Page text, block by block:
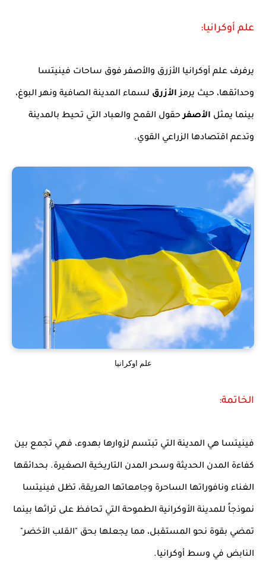
علم أوكرانيا:
يرفرف علم أوكرانيا الأزرق والأصفر فوق ساحات فينيتسا
وحدائقها، حيث يرمزالأزرق لسماء المدينة الصافية ونهر البوغ،
بينما يمثل الأصفرحقول القمح والعباد التي تحيط بالمدينة
وتدعم اقتصادها الزراعي القوي.
علم اوكرانيا
الخاتمة:
فينيتسا هي المدينة التي تبتسم لزوارها بهدوء، فهي تجمع بين
كفاءة المدن الحديثة وسحر المدن التاريخية الصغيرة. بحدائقها
الغناء ونافوراتها الساحرة وجامعاتها العريقة، تظل فينيتسا
نموذجاً للمدينة الأوكرانية الطموحة التي تحافظ على تراثها بينما
تمضي بقوة نحو المستقبل، مما يجعلها بحق "القلب الأخضر"
النابض في وسط أوكرانيا.